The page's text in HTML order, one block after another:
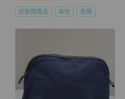
近新閒置品 本地 免運